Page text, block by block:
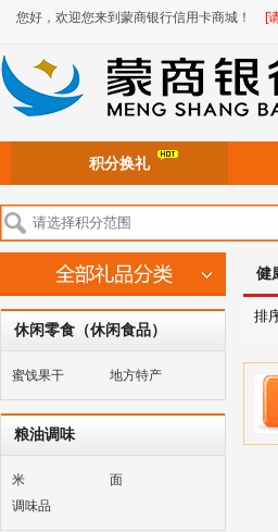
您好，欢迎您来到蒙商银行信用卡商城！ [
积分换礼
休闲零食（休闲食品）
蜜饯果干 地方特产
粮油调味
米
面
调味品
健
排